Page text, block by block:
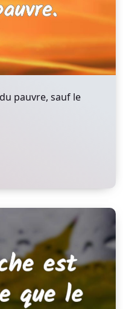
pauvre, sauf le